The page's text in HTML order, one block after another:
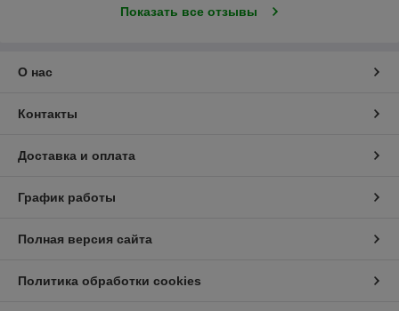
Показать все отзывы
О нас
Контакты
Доставка и оплата
График работы
Полная версия сайта
Политика обработки cookies